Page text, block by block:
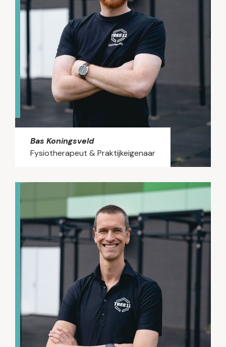
Bas Koningsveld
Fysiotherapeut & Praktijkeigenaar
Maak kennis met Bas Koningsveld, de
praktijkeigenaar van TREE11 Fysiotherapie. Al
zijn hele leven lang is hij gefascineerd door
sport en beweging, en hij duikt graag de
literatuur in om de beste zorg en trainingen
te kunnen bieden. Hoewel hij veel affiniteit
heeft met nek- en schouderklachten, vindt
hij dat een fysiotherapeut het hele lichaam
moet begrijpen om de best mogelijke zorg te
kunnen bieden. Voor Bas staat het in
beweging krijgen van mensen centraal. Hij
helpt zijn patiënten graag om grip te krijgen
op hun gezondheid, zodat ze weer kunnen